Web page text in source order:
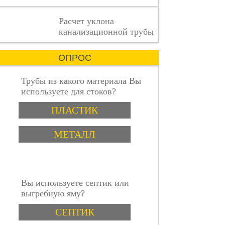
пошаговая инструкция
деталь
Расчет уклона
канализационной трубы
ОПРОС
Трубы из какого материала Вы
используете для стоков?
ВариантыПЛАСТИК
МЕТАЛЛ
Вы используете септик или
выгребную яму?
ВариантыСЕПТИК